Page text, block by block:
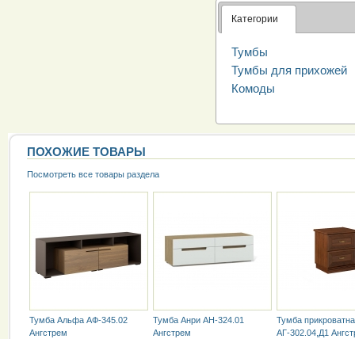
Категории
Тумбы
Тумбы для прихожей
Комоды
ПОХОЖИЕ ТОВАРЫ
Посмотреть все товары раздела
Тумба Альфа АФ-345.02
Ангстрем
Тумба Анри АН-324.01
Ангстрем
Тумба
АГ-302.04,Д1